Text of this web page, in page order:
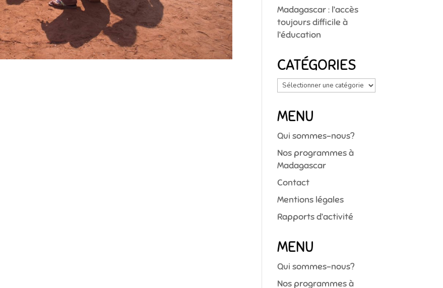
Madagascar : l’accès
toujours difficile à
l’éducation
CATÉGORIES
Catégories
MENU
Qui sommes-nous?
Nos programmes à
Madagascar
Contact
Mentions légales
Rapports d’activité
MENU
Qui sommes-nous?
Nos programmes à